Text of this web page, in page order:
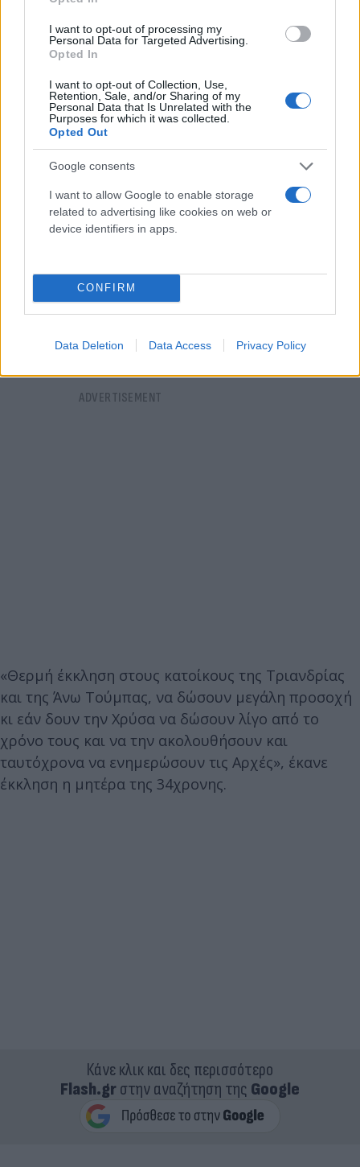
I want to opt-out of processing my
Personal Data for Targeted Advertising.
Opted In
I want to opt-out of Collection, Use,
Retention, Sale, and/or Sharing of my
Personal Data that Is Unrelated with the
Purposes for which it was collected.
Opted Out
Google consents
I want to allow Google to enable storage
related to advertising like cookies on web or
device identifiers in apps.
CONFIRM
Data Deletion Data Access Privacy Policy
γυναίκα, η κόρη της είχε πέσει θύμα εργασιακού
bullying. «Μου έκανε παράπονα για την εργασία
της. Εργασιακό bullying. Την παρακολουθεί. Άρχισε
έχουμε πρόβλημα. Θεωρούσε ότι όλα συμβαίνουν
εξαιτίας της εφαρμογής».
«Θερμή έκκληση στους κατοίκους της Τριανδρίας
και της Άνω Τούμπας, να δώσουν μεγάλη προσοχή
κι εάν δουν την Χρύσα να δώσουν λίγο από το
χρόνο τους και να την ακολουθήσουν και
ταυτόχρονα να ενημερώσουν τις Αρχές», έκανε
έκκληση η μητέρα της 34χρονης.
Κάνε κλικ και δες περισσότερο
Flash.grστην αναζήτηση της Google